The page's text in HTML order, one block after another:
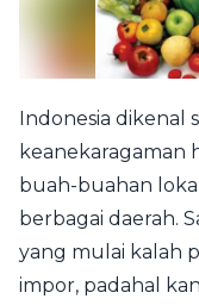
Indonesia dikenal
keanekaragaman
buah-buahan
berbagai daerah.
yang mulai kalah
impor, padahal